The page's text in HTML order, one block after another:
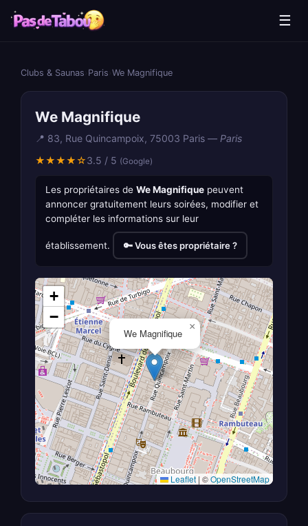
☰
Clubs & Saunas Paris We Magnifique
We Magnifique
📍 83, Rue Quincampoix, 75003 Paris — Paris
★★★★☆3.5 / 5 (Google)
Les propriétaires de We Magnifique peuvent
annoncer gratuitement leurs soirées, modifier et
compléter les informations sur leur
établissement. 🔑 Vous êtes propriétaire ?
We Magnifique
×
+
−
Leaflet |©OpenStreetMap